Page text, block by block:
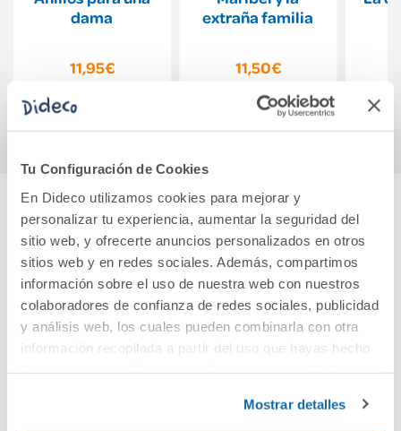
Tu Configuración de Cookies
En Dideco utilizamos cookies para mejorar y
personalizar tu experiencia, aumentar la seguridad del
sitio web, y ofrecerte anuncios personalizados en otros
sitios web y en redes sociales. Además, compartimos
información sobre el uso de nuestra web con nuestros
colaboradores de confianza de redes sociales, publicidad
y análisis web, los cuales pueden combinarla con otra
información recopilada a partir del uso que hayas hecho
Mostrar detalles
dama
11,95€
Comprar
extraña familia
11,50€
Comprar
Cuéntanos tu opinión
¡Sé el primero en valorar este producto!
Debes iniciar sesión para poder valorarlo